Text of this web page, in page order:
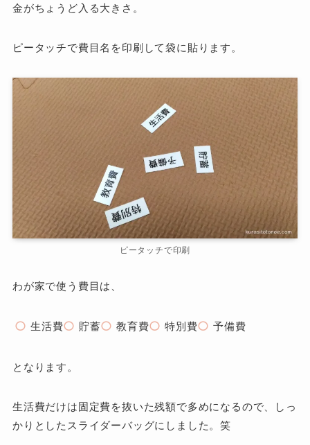
金がちょうど入る大きさ。
ピータッチで費目名を印刷して袋に貼ります。
ピータッチで印刷
わが家で使う費目は、
生活費 貯蓄 教育費 特別費 予備費
となります。
生活費だけは固定費を抜いた残額で多めになるので、しっ
かりとしたスライダーバッグにしました。笑